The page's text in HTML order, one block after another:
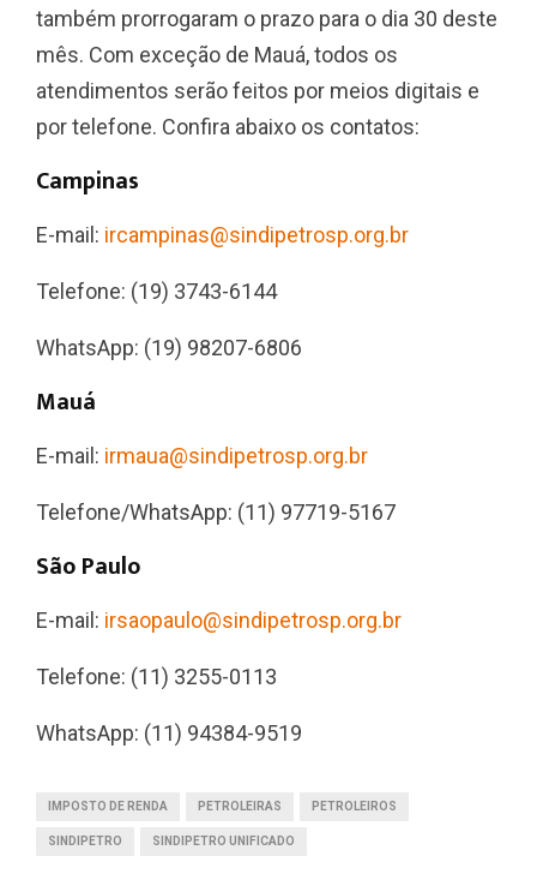
também prorrogaram o prazo para o dia 30 deste
mês. Com exceção de Mauá, todos os
atendimentos serão feitos por meios digitais e
por telefone. Confira abaixo os contatos:
Campinas
E-mail: ircampinas@sindipetrosp.org.br
Telefone: (19) 3743-6144
WhatsApp: (19) 98207-6806
Mauá
E-mail: irmaua@sindipetrosp.org.br
Telefone/WhatsApp: (11) 97719-5167
São Paulo
E-mail: irsaopaulo@sindipetrosp.org.br
Telefone: (11) 3255-0113
WhatsApp: (11) 94384-9519
IMPOSTO DE RENDA PETROLEIRAS PETROLEIROS
SINDIPETRO SINDIPETRO UNIFICADO